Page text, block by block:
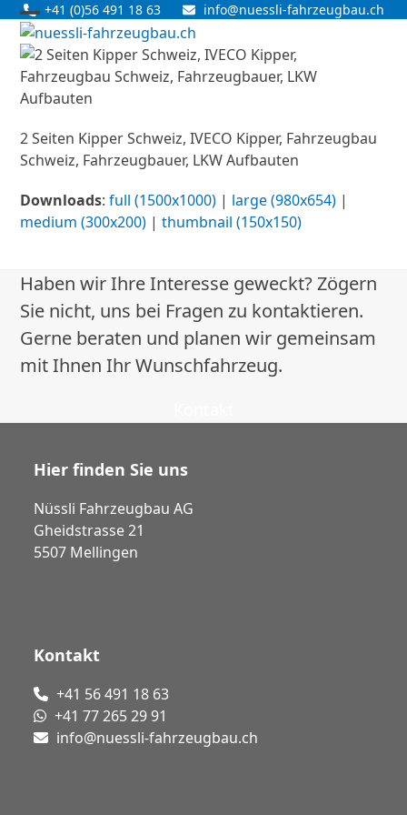
Skip
content
+41 (0)56 491 18 63 info@nuessli-fahrzeugbau.ch
Open
mobile
menu
Close
mobile
menu
2 Seiten Kipper Schweiz, IVECO Kipper, Fahrzeugbau
Schweiz, Fahrzeugbauer, LKW Aufbauten
Downloads:full (1500x1000) | large (980x654) |
medium (300x200) |thumbnail (150x150)
Haben wir Ihre Interesse geweckt? Zögern
Sie nicht, uns bei Fragen zu kontaktieren.
Gerne beraten und planen wir gemeinsam
mit Ihnen Ihr Wunschfahrzeug.
Hier finden Sie uns
Nüssli Fahrzeugbau AG
Gheidstrasse 21
5507 Mellingen
Kontakt
+41 56 491 18 63
+41 77 265 29 91
info@nuessli-fahrzeugbau.ch